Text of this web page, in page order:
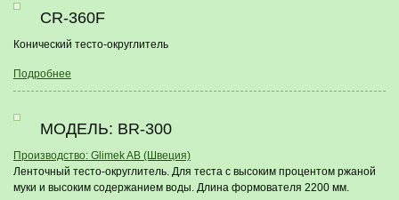
CR-360F
Конический тесто-округлитель
Подробнее
МОДЕЛЬ: BR-300
Производство: Glimek AB (Швеция)
Ленточный тесто-округлитель. Для теста с высоким процентом ржаной
муки и высоким содержанием воды. Длина формователя 2200 мм.